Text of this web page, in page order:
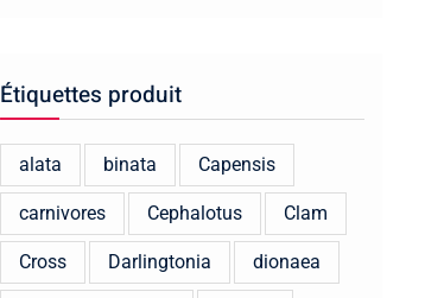
Étiquettes produit
alata binata Capensis
carnivores Cephalotus Clam
Cross Darlingtonia dionaea